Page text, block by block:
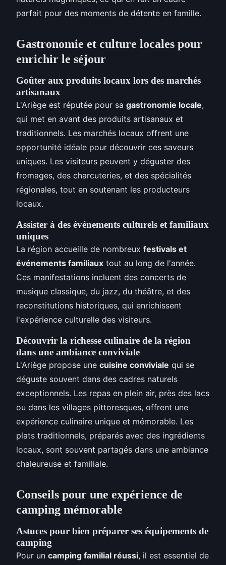
parfait pour des moments de détente en famille.
Gastronomie et culture locales pour
enrichir le séjour
Goûter aux produits locaux lors des marchés
artisanaux
L'Ariège est réputée pour sa gastronomie locale,
qui met en avant des produits artisanaux et
traditionnels. Les marchés locaux offrent une
opportunité idéale pour découvrir ces saveurs
uniques. Les visiteurs peuvent y déguster des
fromages, des charcuteries, et des spécialités
régionales, tout en soutenant les producteurs
locaux.
Assister à des événements culturels et familiaux
uniques
La région accueille de nombreux festivals et
événements familiaux tout au long de l'année.
Ces manifestations incluent des concerts de
musique classique, du jazz, du théâtre, et des
reconstitutions historiques, qui enrichissent
l'expérience culturelle des visiteurs.
Découvrir la richesse culinaire de la région
dans une ambiance conviviale
L'Ariège propose une cuisine conviviale qui se
déguste souvent dans des cadres naturels
exceptionnels. Les repas en plein air, près des lacs
ou dans les villages pittoresques, offrent une
expérience culinaire unique et mémorable. Les
plats traditionnels, préparés avec des ingrédients
locaux, sont souvent partagés dans une ambiance
chaleureuse et familiale.
Conseils pour une expérience de
camping mémorable
Astuces pour bien préparer ses équipements de
camping
Pour un camping familial réussi, il est essentiel de